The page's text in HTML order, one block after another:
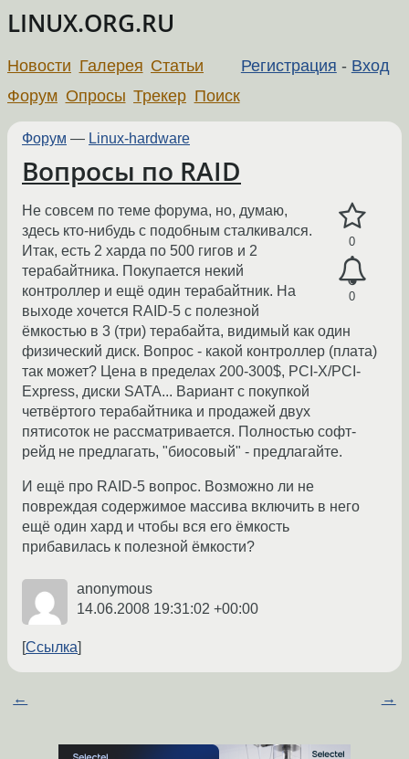
LINUX.ORG.RU
Регистрация - Вход
Новости Галерея Статьи
Форум Опросы Трекер Поиск
Форум — Linux-hardware
Вопросы по RAID
0
0
Не совсем по теме форума, но, думаю,
здесь кто-нибудь с подобным сталкивался.
Итак, есть 2 харда по 500 гигов и 2
терабайтника. Покупается некий
контроллер и ещё один терабайтник. На
выходе хочется RAID-5 с полезной
ёмкостью в 3 (три) терабайта, видимый как один
физический диск. Вопрос - какой контроллер (плата)
так может? Цена в пределах 200-300$, PCI-X/PCI-
Express, диски SATA... Вариант с покупкой
четвёртого терабайтника и продажей двух
пятисоток не рассматривается. Полностью софт-
рейд не предлагать, "биосовый" - предлагайте.
И ещё про RAID-5 вопрос. Возможно ли не
повреждая содержимое массива включить в него
ещё один хард и чтобы вся его ёмкость
прибавилась к полезной ёмкости?
anonymous
14.06.2008 19:31:02 +00:00
Ссылка
← →